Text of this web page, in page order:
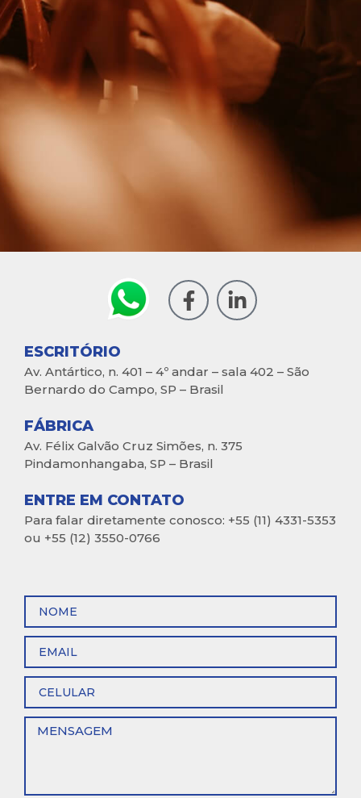
ESCRITÓRIO
Av. Antártico, n. 401 – 4º andar – sala 402 – São
Bernardo do Campo, SP – Brasil
FÁBRICA
Av. Félix Galvão Cruz Simões, n. 375
Pindamonhangaba, SP – Brasil
ENTRE EM CONTATO
Para falar diretamente conosco: +55 (11) 4331-5353
ou +55 (12) 3550-0766